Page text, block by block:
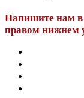
Напишите нам в
правом нижнем